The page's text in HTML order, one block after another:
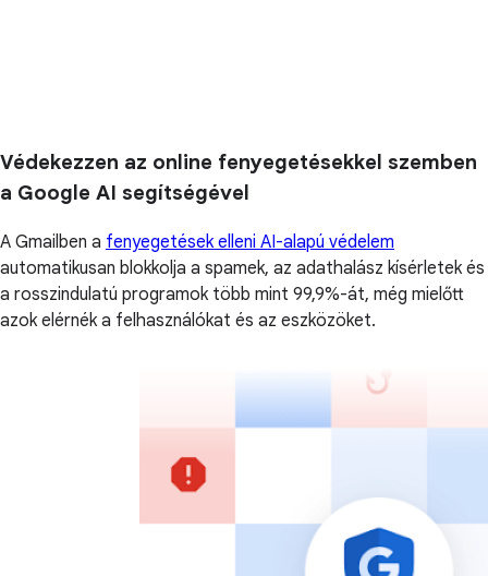
Védekezzen az online fenyegetésekkel szemben
a Google AI segítségével
A Gmailben a fenyegetések elleni AI-alapú védelem
automatikusan blokkolja a spamek, az adathalász kísérletek és
a rosszindulatú programok több mint 99,9%-át, még mielőtt
azok elérnék a felhasználókat és az eszközöket.